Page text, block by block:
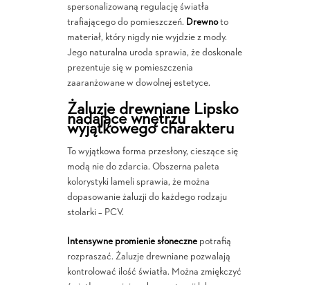
spersonalizowaną regulację światła
trafiającego do pomieszczeń. Drewnoto
materiał, który nigdy nie wyjdzie z mody.
Jego naturalna uroda sprawia, że doskonale
prezentuje się w pomieszczenia
zaaranżowane w dowolnej estetyce.
Żaluzje drewniane Lipsko
nadające wnętrzu
wyjątkowego charakteru
To wyjątkowa forma przesłony, cieszące się
modą nie do zdarcia. Obszerna paleta
kolorystyki lameli sprawia, że można
dopasowanie żaluzji do każdego rodzaju
stolarki – PCV.
Intensywne promienie słonecznepotrafią
rozpraszać. Żaluzje drewniane pozwalają
kontrolować ilość światła. Można zmiękczyć